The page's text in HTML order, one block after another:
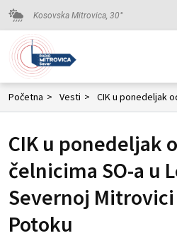
Kosovska Mitrovica, 30°
Početna > Vesti >
CIK u ponedeljak
čelnicima SO-a u
Severnoj
Potoku